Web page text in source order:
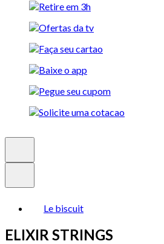
Le biscuit
ELIXIR STRINGS